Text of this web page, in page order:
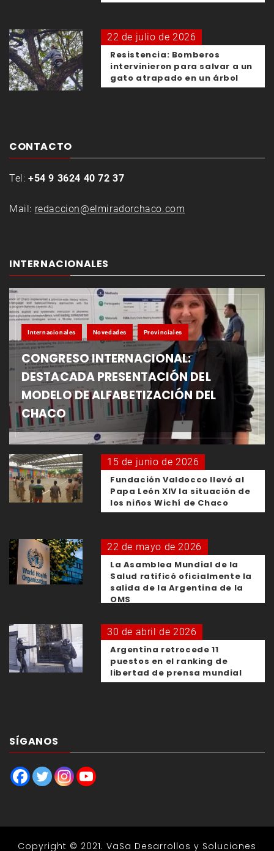
22 de julio de 2026
Resistencia: Bomberos
intervinieron para salvar a un
gato atrapado en un árbol
CONTACTO
Tel: +54 9 3624 40 72 37
Mail: redaccion@elmiradorchaco.com
INTERNACIONALES
Internacionales Novedades Provinciales
CONGRESO INTERNACIONAL:
DESTACADA PRESENTACIÓN DEL
MODELO DE ALFABETIZACIÓN DEL
CHACO
15 de junio de 2026
Fundación Valdocco llevó al
Papa León XIV la situación de
los niños Wichí de Chaco
22 de mayo de 2026
La Asamblea Mundial de la
Salud ratificó oficialmente la
salida de la Argentina de la
OMS
30 de abril de 2026
Argentina retrocede 11
puestos en el ranking de
libertad de prensa mundial
SÍGANOS
Copyright © 2021. VaSa Desarrollos y Soluciones